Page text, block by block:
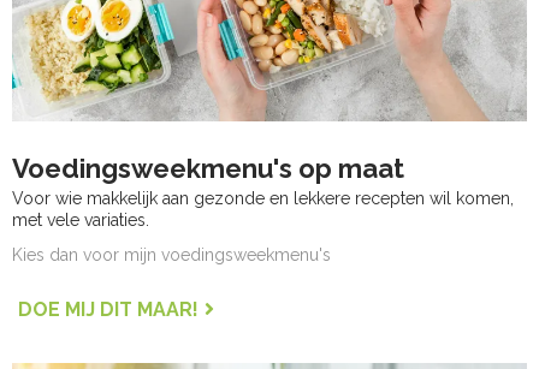
Voedingsweekmenu's op maat
Voor wie makkelijk aan gezonde en lekkere recepten wil komen,
met vele variaties.
Kies dan voor mijn voedingsweekmenu's
DOE MIJ DIT MAAR!